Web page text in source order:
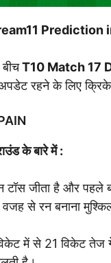
Prediction
T10 Match 17
रहने के लिए
के बारे में :
टॉस जीता है और पहले
से रन बनाना
में से 21 विकेट तेज